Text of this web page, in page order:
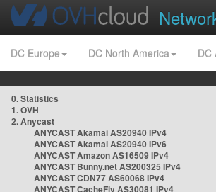
DC Europe DC North America DC
0. Statistics
1. OVH
2. Anycast
ANYCAST Akamai AS20940 IPv4
ANYCAST Akamai AS20940 IPv6
ANYCAST Amazon AS16509 IPv4
ANYCAST Bunny.net AS200325 IPv4
ANYCAST CDN77 AS60068 IPv4
ANYCAST CacheFly AS30081 IPv4